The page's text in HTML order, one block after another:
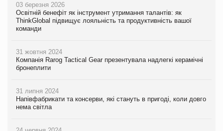
03 березня 2026
Освітній бенефіт як інструмент утримання талантів: як
ThinkGlobal підвищує лояльність та продуктивність вашої
команди
31 жовтня 2024
Компанія Rarog Tactical Gear презентувала надлегкі керамічні
бронеплити
31 липня 2024
Напівфабрикати та консерви, які стануть в пригоді, коли довго
нема світла